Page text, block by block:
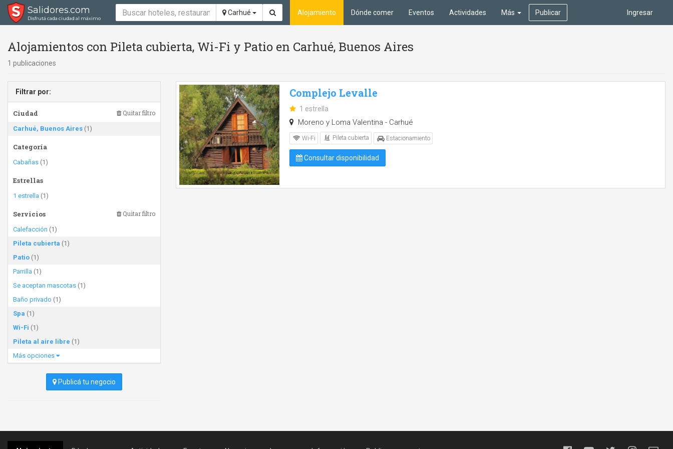
Salidores.com
Disfrutá cada ciudad al máximo
Carhué Ingresar
Alojamiento Dónde comer Eventos Actividades Más Publicar
Alojamientos con Pileta cubierta, Wi-Fi y Patio en Carhué, Buenos Aires
1 publicaciones
Filtrar por:
Ciudad Quitar filtro
Carhué, Buenos Aires (1)
Categoría
Cabañas (1)
Estrellas
1 estrella (1)
Servicios Quitar filtro
Calefacción (1)
Pileta cubierta (1)
Patio (1)
Parrilla (1)
Se aceptan mascotas (1)
Baño privado (1)
Spa (1)
Wi-Fi (1)
Pileta al aire libre (1)
Más opciones
Publicá tu negocio
Complejo Levalle
1 estrella
Moreno y Loma Valentina - Carhué
Wi-Fi Pileta cubierta Estacionamiento
Consultar disponibilidad